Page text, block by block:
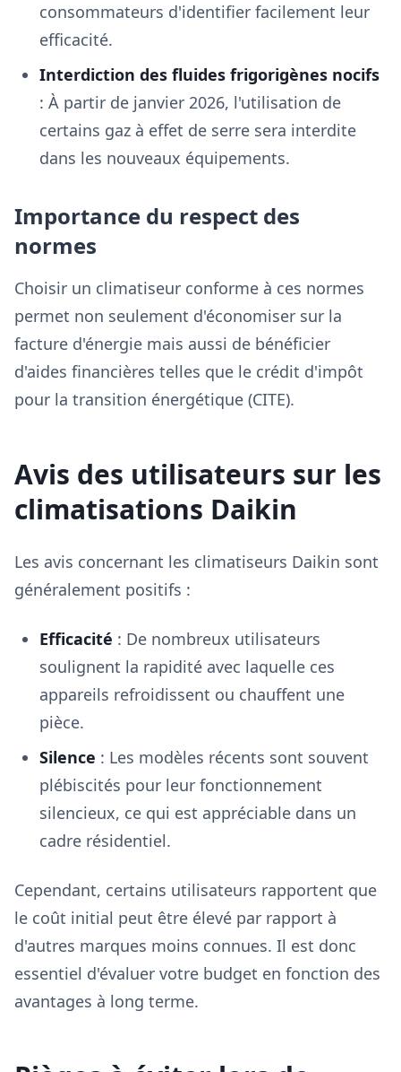
consommateurs d'identifier facilement leur
efficacité.
Interdiction des fluides frigorigènes nocifs
: À partir de janvier 2026, l'utilisation de
certains gaz à effet de serre sera interdite
dans les nouveaux équipements.
Importance du respect des
normes
Choisir un climatiseur conforme à ces normes
permet non seulement d'économiser sur la
facture d'énergie mais aussi de bénéficier
d'aides financières telles que le crédit d'impôt
pour la transition énergétique (CITE).
Avis des utilisateurs sur les
climatisations Daikin
Les avis concernant les climatiseurs Daikin sont
généralement positifs :
Efficacité : De nombreux utilisateurs
soulignent la rapidité avec laquelle ces
appareils refroidissent ou chauffent une
pièce.
Silence : Les modèles récents sont souvent
plébiscités pour leur fonctionnement
silencieux, ce qui est appréciable dans un
cadre résidentiel.
Cependant, certains utilisateurs rapportent que
le coût initial peut être élevé par rapport à
d'autres marques moins connues. Il est donc
essentiel d'évaluer votre budget en fonction des
avantages à long terme.